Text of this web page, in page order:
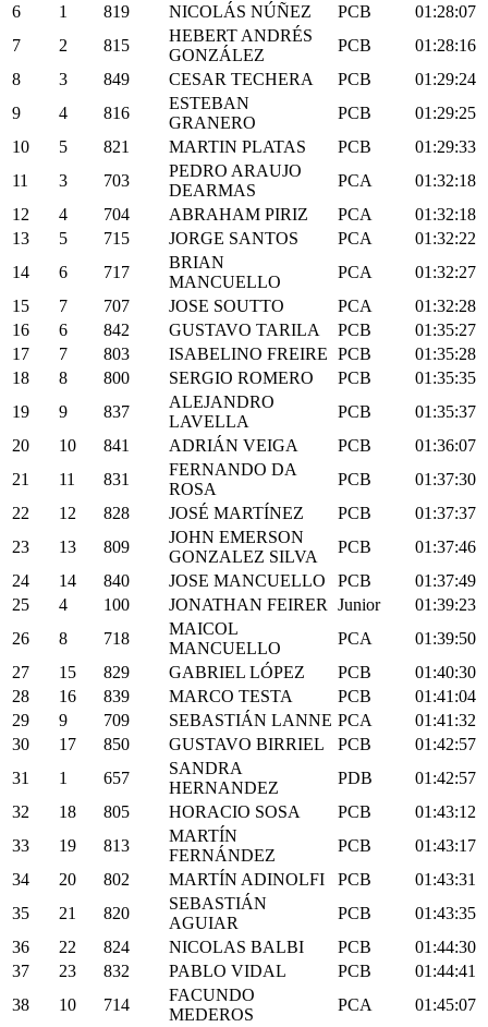
6
1 819 NICOLÁS NÚÑEZ PCB
01:28:07
7
2 815
HEBERT ANDRÉS
GONZÁLEZ
PCB
01:28:16
8
3 849 CESAR TECHERA PCB
01:29:24
9
4 816
ESTEBAN
GRANERO
PCB
01:29:25
10
5 821 MARTIN PLATAS PCB
01:29:33
11
3 703
PEDRO ARAUJO
DEARMAS
PCA
01:32:18
12
4 704 ABRAHAM PIRIZ PCA
01:32:18
13
5 715 JORGE SANTOS PCA
01:32:22
14
6 717
BRIAN
MANCUELLO
PCA
01:32:27
15
7 707 JOSE SOUTTO PCA
01:32:28
16
6 842 GUSTAVO TARILA PCB
01:35:27
17
7 803 ISABELINO FREIRE PCB
01:35:28
18
8 800 SERGIO ROMERO PCB
01:35:35
19
9 837
ALEJANDRO
LAVELLA
PCB
01:35:37
20
10 841 ADRIÁN VEIGA PCB
01:36:07
21
11 831
FERNANDO DA
ROSA
PCB
01:37:30
22
12 828 JOSÉ MARTÍNEZ PCB
01:37:37
23
13 809
JOHN EMERSON
GONZALEZ SILVA
PCB
01:37:46
24
14 840 JOSE MANCUELLO PCB
01:37:49
25
4 100 JONATHAN FEIRER Junior
01:39:23
26
8 718
MAICOL
MANCUELLO
PCA
01:39:50
27
15 829 GABRIEL LÓPEZ PCB
01:40:30
28
16 839 MARCO TESTA PCB
01:41:04
29
9 709 SEBASTIÁN LANNE PCA
01:41:32
30
17 850 GUSTAVO BIRRIEL PCB
01:42:57
31
1 657
SANDRA
HERNANDEZ
PDB
01:42:57
32
18 805 HORACIO SOSA PCB
01:43:12
33
19 813
MARTÍN
FERNÁNDEZ
PCB
01:43:17
34
20 802 MARTÍN ADINOLFI PCB
01:43:31
35
21 820
SEBASTIÁN
AGUIAR
PCB
01:43:35
36
22 824 NICOLAS BALBI PCB
01:44:30
37
23 832 PABLO VIDAL PCB
01:44:41
38
10 714
FACUNDO
MEDEROS
PCA 01:45:07